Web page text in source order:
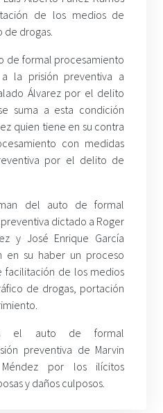
de los medios de
drogas.
de formal procesamiento
la prisión preventiva a
Álvarez por el delito
suma a esta condición
quien tiene en su contra
con medidas
por el delito de
del auto de formal
dictado a Roger
y José Enrique García
en su haber un proceso
de los medios
de drogas, portación
el auto de formal
preventiva de Marvin
Méndez por los ilícitos
y daños culposos.